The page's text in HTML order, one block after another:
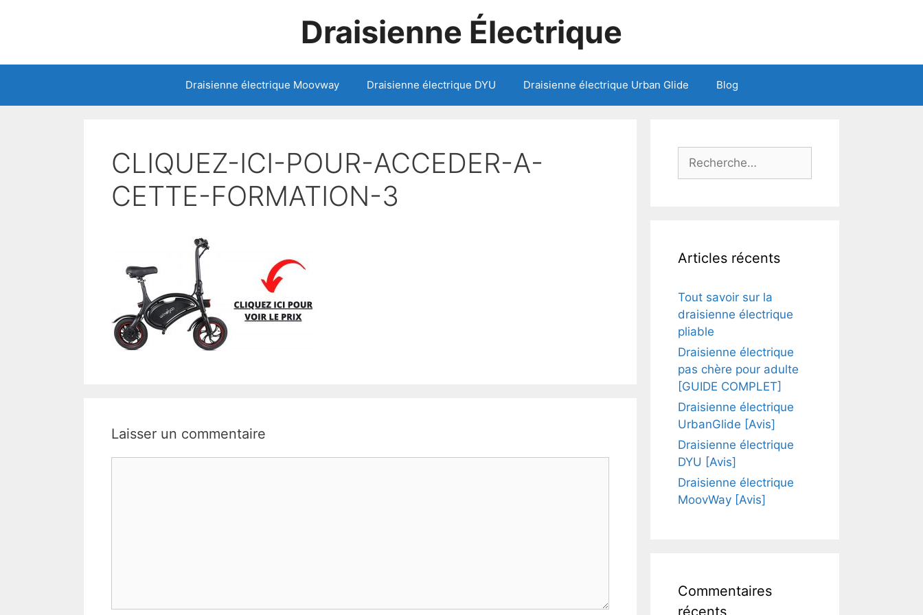
Draisienne Électrique
Draisienne électrique Moovway Draisienne électrique DYU Draisienne électrique Urban Glide Blog
CLIQUEZ-ICI-POUR-ACCEDER-A-
CETTE-FORMATION-3
Laisser un commentaire
Rechercher :
Articles récents
Tout savoir sur la
draisienne électrique
pliable
Draisienne électrique
pas chère pour adulte
[GUIDE COMPLET]
Draisienne électrique
UrbanGlide [Avis]
Draisienne électrique
DYU [Avis]
Draisienne électrique
MoovWay [Avis]
Commentaires
récents